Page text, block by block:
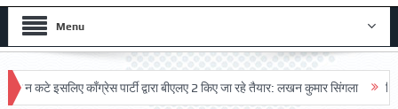
Menu
इसलिए काँग्रेस पार्टी द्वारा बीएलए 2 किए जा रहे तैयार: लखन कुमार सिंगला सिद्धपीठ